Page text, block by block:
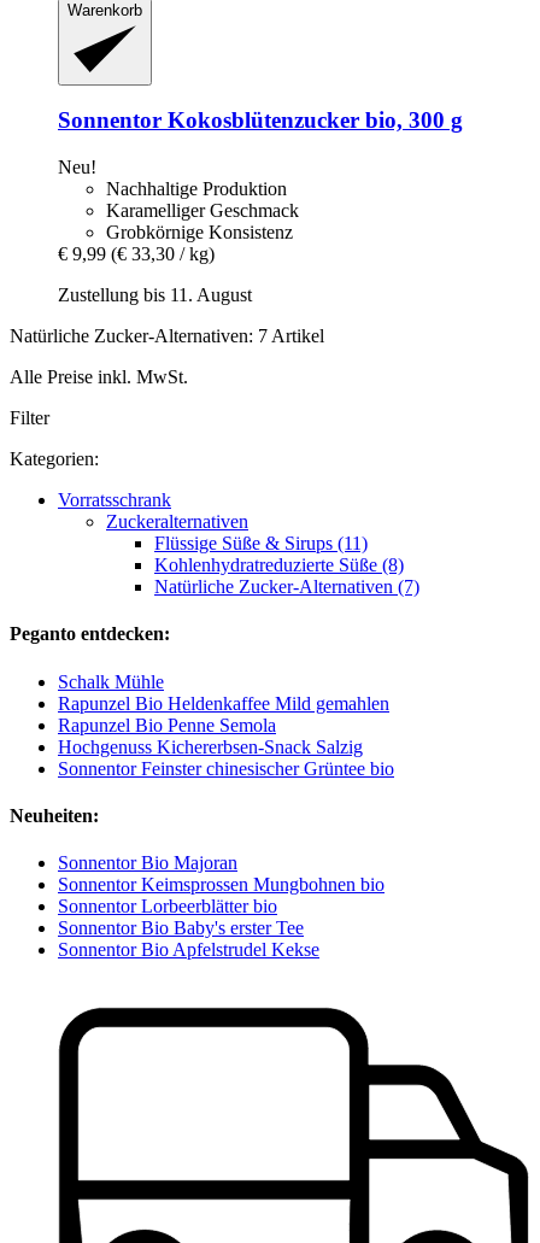
Warenkorb
Sonnentor Kokosblütenzucker bio, 300 g
Neu!
Nachhaltige Produktion
Karamelliger Geschmack
Grobkörnige Konsistenz
€ 9,99 (€ 33,30 / kg)
Zustellung bis 11. August
Natürliche Zucker-Alternativen: 7 Artikel
Alle Preise inkl. MwSt.
Filter
Kategorien:
Vorratsschrank
Zuckeralternativen
Flüssige Süße & Sirups (11)
Kohlenhydratreduzierte Süße (8)
Natürliche Zucker-Alternativen (7)
Peganto entdecken:
Schalk Mühle
Rapunzel Bio Heldenkaffee Mild gemahlen
Rapunzel Bio Penne Semola
Hochgenuss Kichererbsen-Snack Salzig
Sonnentor Feinster chinesischer Grüntee bio
Neuheiten:
Sonnentor Bio Majoran
Sonnentor Keimsprossen Mungbohnen bio
Sonnentor Lorbeerblätter bio
Sonnentor Bio Baby's erster Tee
Sonnentor Bio Apfelstrudel Kekse